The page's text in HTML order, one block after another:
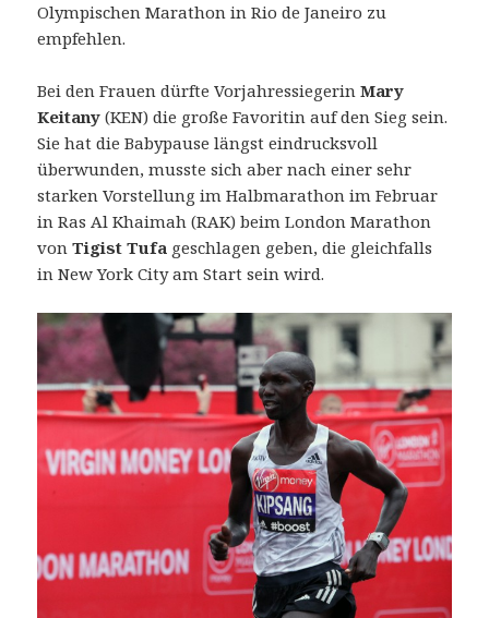
Olympischen Marathon in Rio de Janeiro zu
empfehlen.
Bei den Frauen dürfte VorjahressiegerinMary
Keitany (KEN) die große Favoritin auf den Sieg sein.
Sie hat die Babypause längst eindrucksvoll
überwunden, musste sich aber nach einer sehr
starken Vorstellung im Halbmarathon im Februar
in Ras Al Khaimah (RAK) beim London Marathon
vonTigist Tufa geschlagen geben, die gleichfalls
in New York City am Start sein wird.